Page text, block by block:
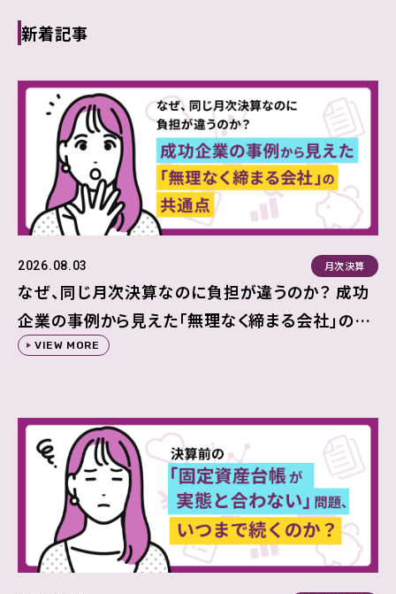
新着記事
2026.08.03 月次決算
なぜ、同じ月次決算なのに負担が違うのか？ 成功
企業の事例から見えた「無理なく締まる会社」の共
通点VIEW MORE